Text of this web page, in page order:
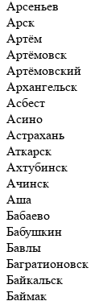
Арсеньев
Арск
Артём
Артёмовск
Артёмовский
Архангельск
Асбест
Асино
Астрахань
Аткарск
Ахтубинск
Ачинск
Аша
Бабаево
Бабушкин
Бавлы
Багратионовск
Байкальск
Баймак